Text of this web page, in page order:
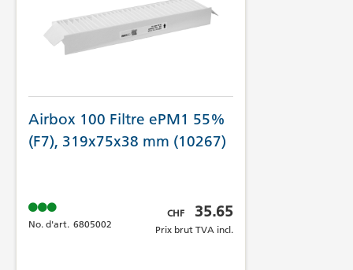
Airbox 100 Filtre ePM1 55%
(F7), 319x75x38 mm (10267)
Prix brut TVA incl.
CHF 35.65
Prix brut TVA incl.
No. d'art. 6805002